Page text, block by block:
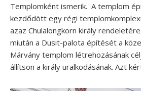
Templomként ismerik. A templom
kezdődött egy régi
azaz Chulalongkorn király
miután a Dusit-palota építését a
Márvány templom létrehozásának
állítson a király uralkodásának. Azt